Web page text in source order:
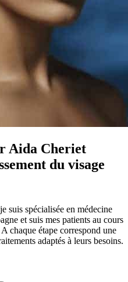
Aida Cheriet
du visage
suis spécialisée en médecine
et suis mes patients au cours
chaque étape correspond une
adaptés à leurs besoins.